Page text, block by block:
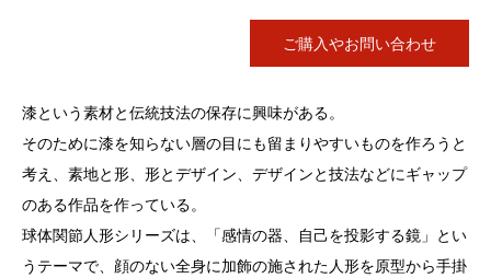
ご購入やお問い合わせ
漆という素材と伝統技法の保存に興味がある。
そのために漆を知らない層の目にも留まりやすいものを作ろうと
考え、素地と形、形とデザイン、デザインと技法などにギャップ
のある作品を作っている。
球体関節人形シリーズは、「感情の器、自己を投影する鏡」とい
うテーマで、顔のない全身に加飾の施された人形を原型から手掛